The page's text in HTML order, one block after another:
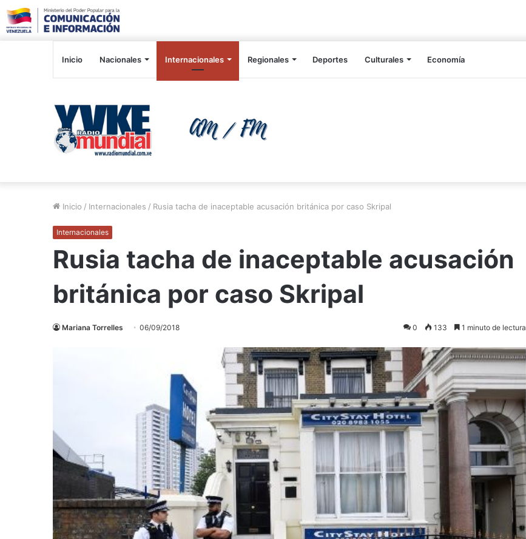
Inicio Nacionales Internacionales Regionales Deportes Culturales Economía
Inicio / Internacionales / Rusia tacha de inaceptable acusación británica por caso Skripal
Internacionales
Rusia tacha de inaceptable acusación
británica por caso Skripal
Mariana Torrelles 06/09/2018 0 133 1 minuto de lectura